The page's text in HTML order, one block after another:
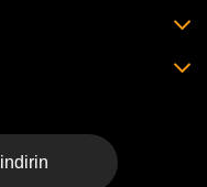
indirin